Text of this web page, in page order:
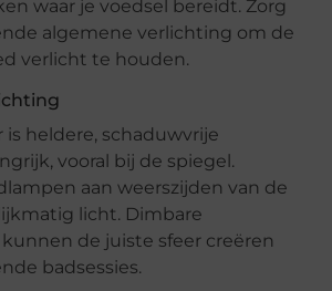
waar je voedsel bereidt. Zorg
algemene verlichting om de
verlicht te houden.
is heldere, schaduwvrije
vooral bij de spiegel.
aan weerszijden van de
licht. Dimbare
de juiste sfeer creëren
badsessies.